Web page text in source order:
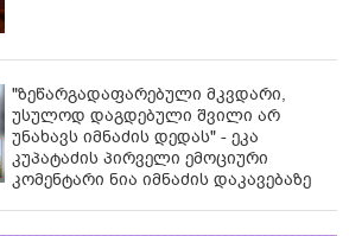
"ზეწარგადაფარებული მკვდარი,
უსულოდ დაგდებული შვილი არ
უნახავს იმნაძის დედას" - ეკა
კუპატაძის პირველი ემოციური
კომენტარი ნია იმნაძის დაკავებაზე